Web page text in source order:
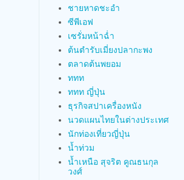
ชายหาดชะอำ
ซีพีเอฟ
เซรั่มหน้าฉ่ำ
ต้นตำรับเมี่ยงปลากะพง
ตลาดต้นพยอม
ททท
ททท ญี่ปุ่น
ธุรกิจสปาเครื่องหนัง
นวดแผนไทยในต่างประเทศ
นักท่องเที่ยวญี่ปุ่น
น้ำท่วม
น้ำเหนือ สุจริต คูณธนกุล
วงศ์